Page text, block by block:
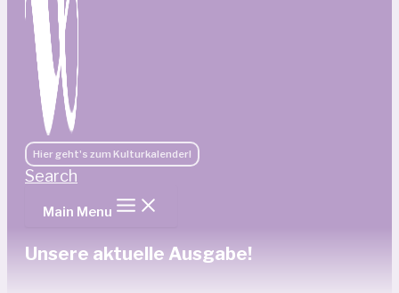
Hier geht's zum Kulturkalender!
Search
Main Menu
Unsere aktuelle Ausgabe!